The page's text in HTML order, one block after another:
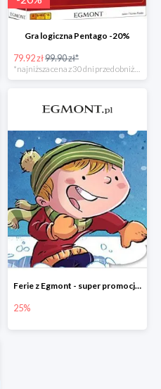
Gra logiczna Pentago -20%
79.92 zł99.90 zł*
Ferie z Egmont - super promocje do -25%
25%